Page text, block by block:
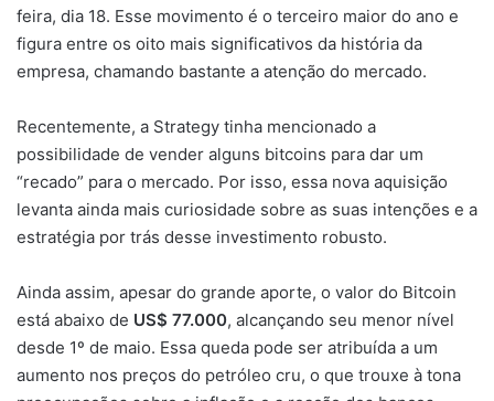
feira, dia 18. Esse movimento é o terceiro maior do ano e
figura entre os oito mais significativos da história da
empresa, chamando bastante a atenção do mercado.
Recentemente, a Strategy tinha mencionado a
possibilidade de vender alguns bitcoins para dar um
“recado” para o mercado. Por isso, essa nova aquisição
levanta ainda mais curiosidade sobre as suas intenções e a
estratégia por trás desse investimento robusto.
Ainda assim, apesar do grande aporte, o valor do Bitcoin
está abaixo de US$ 77.000, alcançando seu menor nível
desde 1º de maio. Essa queda pode ser atribuída a um
aumento nos preços do petróleo cru, o que trouxe à tona